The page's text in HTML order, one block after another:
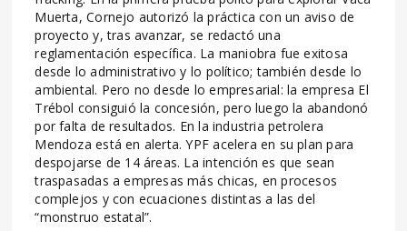
Muerta, Cornejo autorizó la práctica con un aviso de
proyecto y, tras avanzar, se redactó una
reglamentación específica. La maniobra fue exitosa
desde lo administrativo y lo político; también desde lo
ambiental. Pero no desde lo empresarial: la empresa El
Trébol consiguió la concesión, pero luego la abandonó
por falta de resultados. En la industria petrolera
Mendoza está en alerta. YPF acelera en su plan para
despojarse de 14 áreas. La intención es que sean
traspasadas a empresas más chicas, en procesos
complejos y con ecuaciones distintas a las del
“monstruo estatal”.